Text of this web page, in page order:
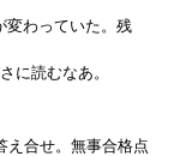
変わっていた。残
に読むなあ。
え合せ。無事合格点